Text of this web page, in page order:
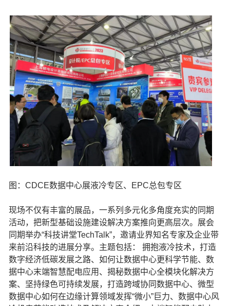
图：CDCE数据中心展液冷专区、EPC总包专区
现场不仅有丰富的展品，一系列多元化多角度充实的同期
活动，把新型基础设施建设解决方案推向更高层次。展会
同期举办“科技讲堂TechTalk”，邀请业界知名专家及企业带
来前沿科技的进展分享。主题包括： 拥抱液冷技术，打造
数字经济低碳发展之路、如何让数据中心更科学节能、数
据中心末端智慧配电应用、揭秘数据中心全模块化解决方
案、坚持绿色可持续发展，打造跨域协同数据中心、微型
数据中心如何在边缘计算领域发挥“微小”巨力、数据中心风